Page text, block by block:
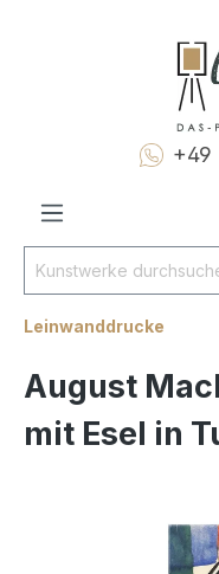
+49
Leinwanddrucke
August
mit Esel in